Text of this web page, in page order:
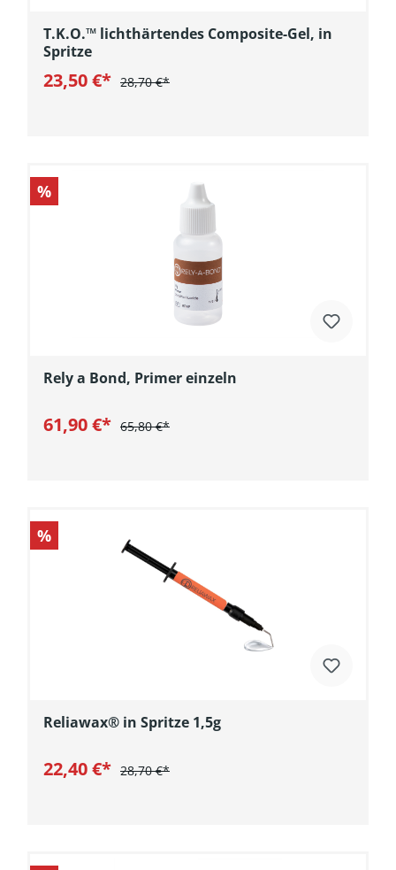
T.K.O.™ lichthärtendes Composite-Gel, in
Spritze
23,50 €* 28,70 €*
%
Rely a Bond, Primer einzeln
61,90 €* 65,80 €*
%
Reliawax® in Spritze 1,5g
22,40 €* 28,70 €*